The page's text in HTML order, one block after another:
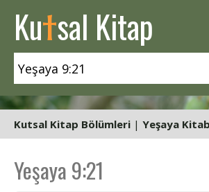
Kutsal Kitap
Kutsal Kitap Bölümleri | Yeşaya
Yeşaya 9:21